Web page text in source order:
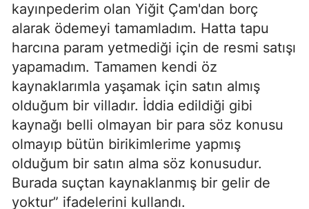
kayınpederim olan Yiğit Çam'dan borç
alarak ödemeyi tamamladım. Hatta tapu
harcına param yetmediği için de resmi satışı
yapamadım. Tamamen kendi öz
kaynaklarımla yaşamak için satın almış
olduğum bir villadır. İddia edildiği gibi
kaynağı belli olmayan bir para söz konusu
olmayıp bütün birikimlerime yapmış
olduğum bir satın alma söz konusudur.
Burada suçtan kaynaklanmış bir gelir de
yoktur” ifadelerini kullandı.